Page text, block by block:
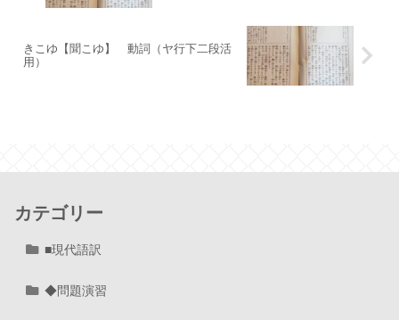
きこゆ【聞こゆ】 動詞（ヤ行下二段活
用）
カテゴリー
■現代語訳
◆問題演習